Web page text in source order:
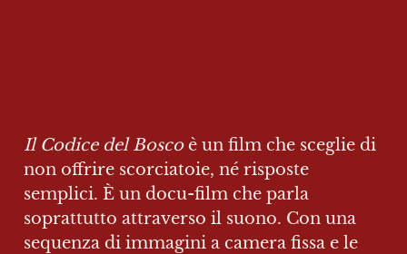
Il Codice del Bosco è un film che sceglie di
non offrire scorciatoie, né risposte
semplici. È un docu-film che parla
soprattutto attraverso il suono. Con una
sequenza di immagini a camera fissa e le